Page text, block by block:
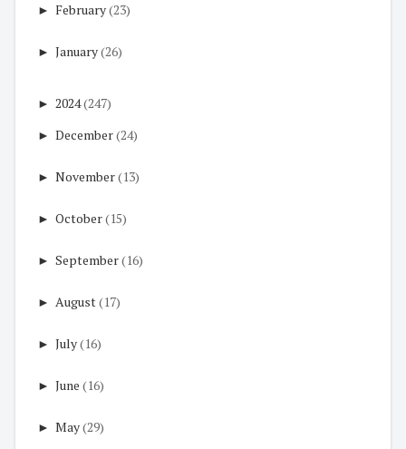
► February(23)
► January(26)
► 2024(247)
► December(24)
► November(13)
► October(15)
► September(16)
► August(17)
► July(16)
► June (16)
► May(29)